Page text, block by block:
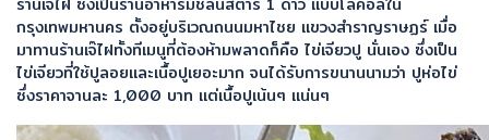
กรุงเทพมหานคร ตั้งอยู่บริเวณถนนมหาไชย แขวงสำราญราษฏร์ เมื่อ
มาทานร้านเจ๊ไฝทั้งทีเมนูที่ต้องห้ามพลาดก็คือ ไข่เจียวปู นั่นเอง ซึ่งเป็น
ไข่เจียวที่ใช้ปูลอยและเนื้อปูเยอะมาก จนได้รับการขนานนามว่า ปูห่อไข่
ซึ่งราคาจานละ 1,000 บาท แต่เนื้อปูเน้นๆ แน่นๆ